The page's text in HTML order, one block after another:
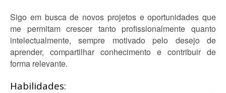
Sigo em busca de novos projetos e oportunidades que
me permitam crescer tanto profissionalmente quanto
intelectualmente, sempre motivado pelo desejo de
aprender, compartilhar conhecimento e contribuir de
forma relevante.
Habilidades: